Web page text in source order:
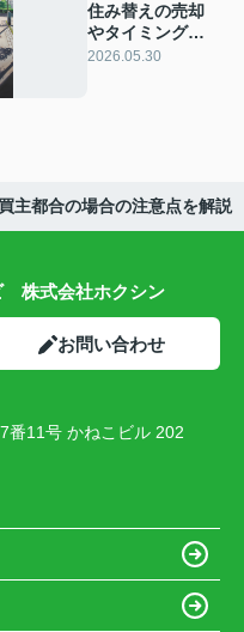
住み替えの売却
やタイミングは
神戸でどう考え
2026.05.30
主都合の場合の注意点を解説
株式会社ホクシン
お問い合わせ
番11号 かねこビル 202